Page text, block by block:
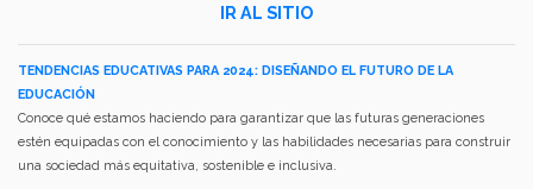
IR AL SITIO
TENDENCIAS EDUCATIVAS PARA 2024: DISEÑANDO EL FUTURO DE LA
EDUCACIÓN
Conoce qué estamos haciendo para garantizar que las futuras generaciones
estén equipadas con el conocimiento y las habilidades necesarias para construir
una sociedad más equitativa, sostenible e inclusiva.